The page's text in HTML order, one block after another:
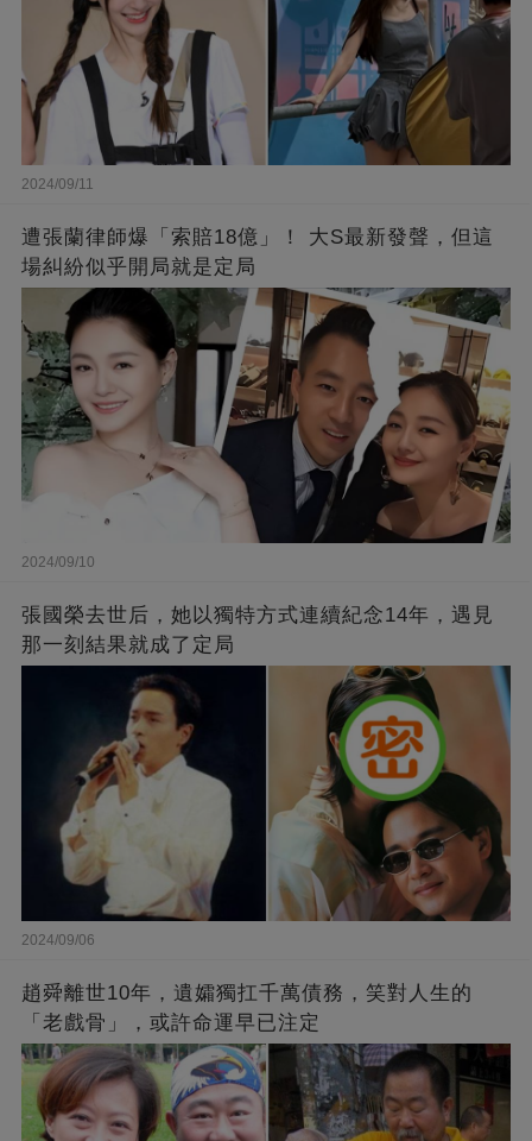
2024/09/11
遭張蘭律師爆「索賠18億」！ 大S最新發聲，但這
場糾紛似乎開局就是定局
2024/09/10
張國榮去世后，她以獨特方式連續紀念14年，遇見
那一刻結果就成了定局
2024/09/06
趙舜離世10年，遺孀獨扛千萬債務，笑對人生的
「老戲骨」，或許命運早已注定